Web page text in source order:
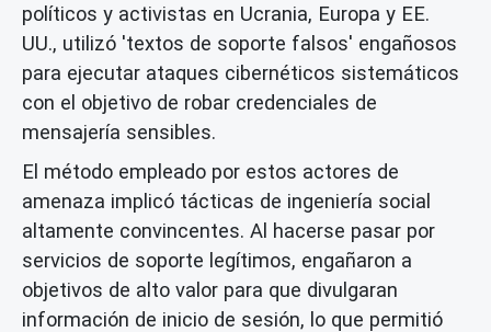
políticos y activistas en Ucrania, Europa y EE.
UU., utilizó 'textos de soporte falsos' engañosos
para ejecutar ataques cibernéticos sistemáticos
con el objetivo de robar credenciales de
mensajería sensibles.
El método empleado por estos actores de
amenaza implicó tácticas de ingeniería social
altamente convincentes. Al hacerse pasar por
servicios de soporte legítimos, engañaron a
objetivos de alto valor para que divulgaran
información de inicio de sesión, lo que permitió